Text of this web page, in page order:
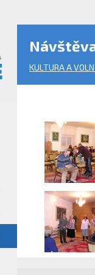
KULTURA A